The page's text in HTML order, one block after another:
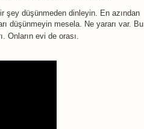
şey düşünmeden dinleyin. En azından
düşünmeyin mesela. Ne yararı var. Bu
Onların evi de orası.